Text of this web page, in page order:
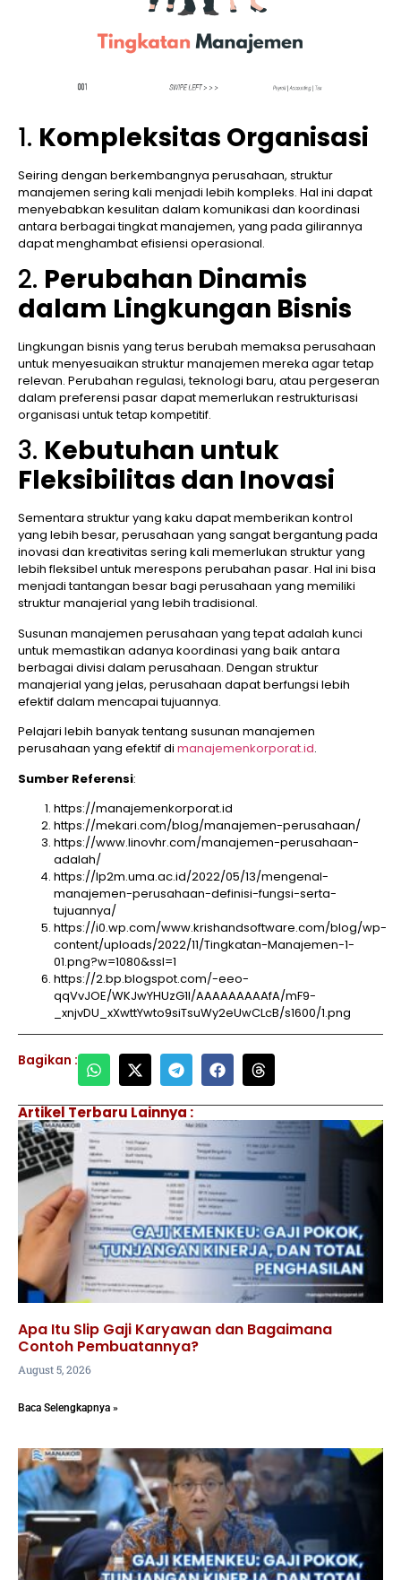
1. Kompleksitas Organisasi
Seiring dengan berkembangnya perusahaan, struktur
manajemen sering kali menjadi lebih kompleks. Hal ini dapat
menyebabkan kesulitan dalam komunikasi dan koordinasi
antara berbagai tingkat manajemen, yang pada gilirannya
dapat menghambat efisiensi operasional.
2. Perubahan Dinamis
dalam Lingkungan Bisnis
Lingkungan bisnis yang terus berubah memaksa perusahaan
untuk menyesuaikan struktur manajemen mereka agar tetap
relevan. Perubahan regulasi, teknologi baru, atau pergeseran
dalam preferensi pasar dapat memerlukan restrukturisasi
organisasi untuk tetap kompetitif.
3. Kebutuhan untuk
Fleksibilitas dan Inovasi
Sementara struktur yang kaku dapat memberikan kontrol
yang lebih besar, perusahaan yang sangat bergantung pada
inovasi dan kreativitas sering kali memerlukan struktur yang
lebih fleksibel untuk merespons perubahan pasar. Hal ini bisa
menjadi tantangan besar bagi perusahaan yang memiliki
struktur manajerial yang lebih tradisional.
Susunan manajemen perusahaan yang tepat adalah kunci
untuk memastikan adanya koordinasi yang baik antara
berbagai divisi dalam perusahaan. Dengan struktur
manajerial yang jelas, perusahaan dapat berfungsi lebih
efektif dalam mencapai tujuannya.
Pelajari lebih banyak tentang susunan manajemen
perusahaan yang efektif di manajemenkorporat.id.
Sumber Referensi:
https://manajemenkorporat.id
https://mekari.com/blog/manajemen-perusahaan/
https://www.linovhr.com/manajemen-perusahaan-
adalah/
https://lp2m.uma.ac.id/2022/05/13/mengenal-
manajemen-perusahaan-definisi-fungsi-serta-
tujuannya/
https://i0.wp.com/www.krishandsoftware.com/blog/wp-
content/uploads/2022/11/Tingkatan-Manajemen-1-
01.png?w=1080&ssl=1
https://2.bp.blogspot.com/-eeo-
qqVvJOE/WKJwYHUzG1I/AAAAAAAAAfA/mF9-
_xnjvDU_xXwttYwto9siTsuWy2eUwCLcB/s1600/1.png
Bagikan :
Artikel Terbaru Lainnya :
Apa Itu Slip Gaji Karyawan dan Bagaimana
Contoh Pembuatannya?
August 5, 2026
Baca Selengkapnya »